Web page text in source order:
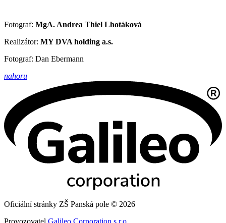
Fotograf: MgA. Andrea Thiel Lhotáková
Realizátor: MY DVA holding a.s.
Fotograf: Dan Ebermann
nahoru
Oficiální stránky ZŠ Panská pole © 2026